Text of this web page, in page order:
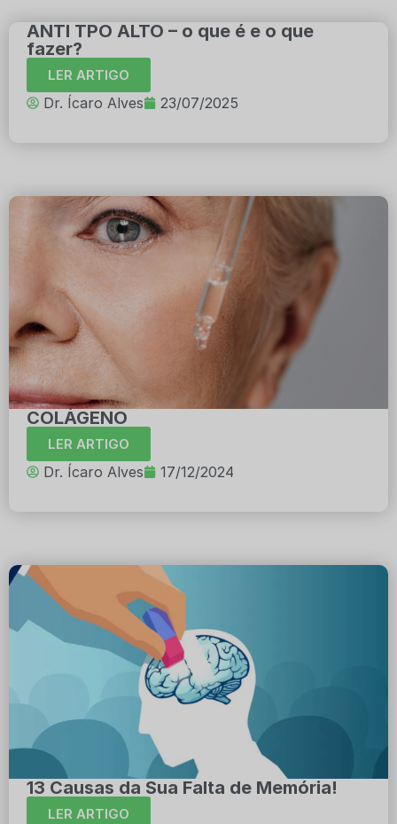
ANTI TPO ALTO – o que é e o que
fazer?
LER ARTIGO
Dr. Ícaro Alves 23/07/2025
COLÁGENO
LER ARTIGO
Dr. Ícaro Alves 17/12/2024
13 Causas da Sua Falta de Memória!
LER ARTIGO